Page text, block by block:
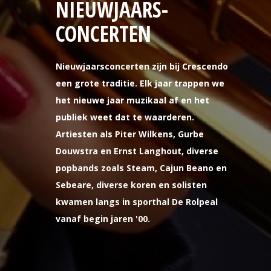
NIEUWJAARS-
CONCERTEN
Nieuwjaarsconcerten zijn bij Crescendo
een grote traditie. Elk jaar trappen we
het nieuwe jaar muzikaal af en het
publiek weet dat te waarderen.
Artiesten als Piter Wilkens, Gurbe
Douwstra en Ernst Langhout, diverse
popbands zoals Steam, Cajun Beano en
Sebeare, diverse koren en solisten
kwamen langs in sporthal De Rolpeal
vanaf begin jaren '00.